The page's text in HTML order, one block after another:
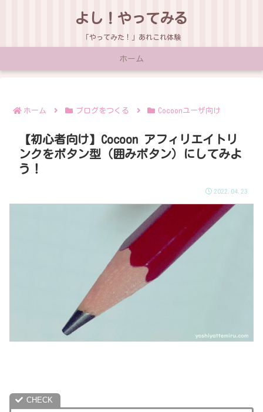
よし！やってみる
「やってみた！」あれこれ体験
ホーム
ホーム ブログをつくる Cocoonユーザ向け
【初心者向け】Cocoon アフィリエイトリ
ンクをボタン型（囲みボタン）にしてみよ
う！
2022.04.23